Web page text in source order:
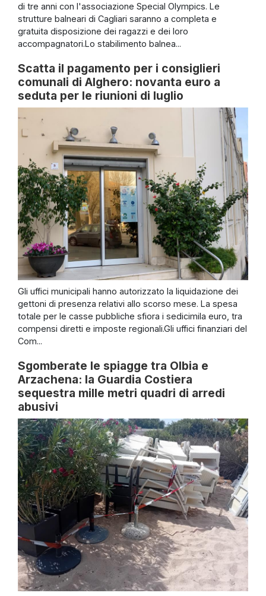
di tre anni con l'associazione Special Olympics. Le
strutture balneari di Cagliari saranno a completa e
gratuita disposizione dei ragazzi e dei loro
accompagnatori.Lo stabilimento balnea...
Scatta il pagamento per i consiglieri
comunali di Alghero: novanta euro a
seduta per le riunioni di luglio
Gli uffici municipali hanno autorizzato la liquidazione dei
gettoni di presenza relativi allo scorso mese. La spesa
totale per le casse pubbliche sfiora i sedicimila euro, tra
compensi diretti e imposte regionali.Gli uffici finanziari del
Com...
Sgomberate le spiagge tra Olbia e
Arzachena: la Guardia Costiera
sequestra mille metri quadri di arredi
abusivi